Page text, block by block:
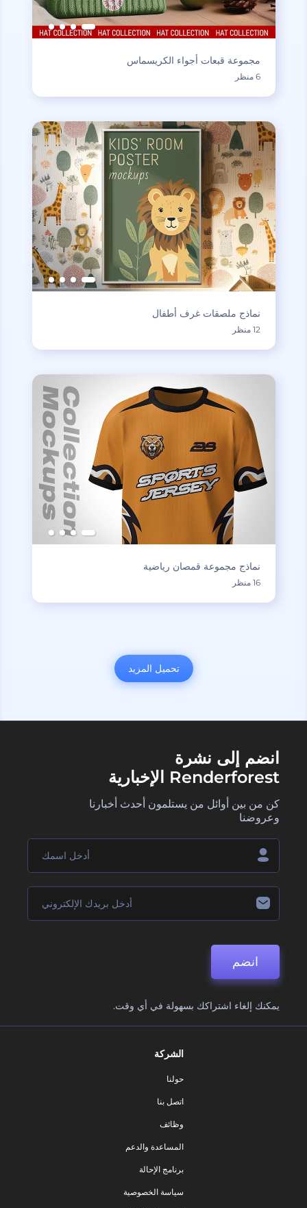
مجموعة قبعات أجواء الكريسماس
6 منظر
نماذج ملصقات غرف أطفال
12 منظر
نماذج مجموعة قمصان رياضية
16 منظر
تحميل المزيد
انضم إلى نشرة
Renderforest الإخبارية
كن من بين أوائل من يستلمون أحدث أخبارنا
وعروضنا
انضم
يمكنك إلغاء اشتراكك بسهولة في أي وقت.
الشركة
حولنا
اتصل بنا
وظائف
المساعدة والدعم
برنامج الإحالة
سياسة الخصوصية